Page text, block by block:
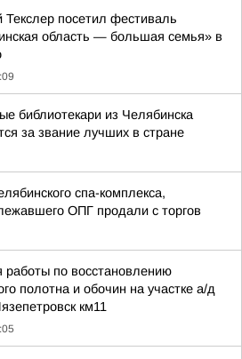
Текслер посетил фестиваль
область — большая семья» в
библиотекари из Челябинска
за звание лучших в стране
спа-комплекса,
ОПГ продали с торгов
работы по восстановлению
полотна и обочин на участке а/д
км11